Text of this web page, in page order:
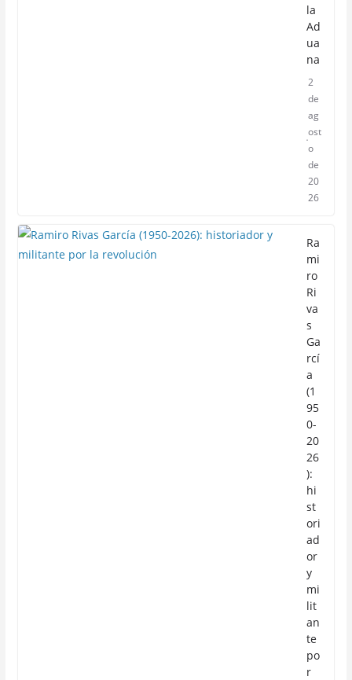
la
Ad
ua
na
2
de
ag
ost
o
de
20
26
Ra
mi
ro
Ri
va
s
Ga
rcí
a
(1
95
0-
20
26
):
hi
st
ori
ad
or
y
mi
lit
an
te
po
r